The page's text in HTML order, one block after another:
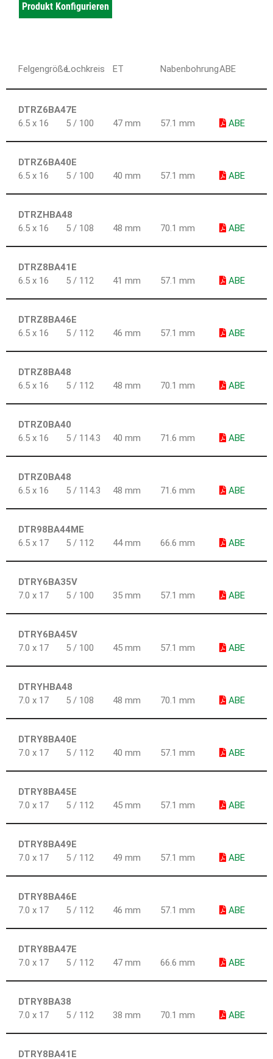
Produkt Konfigurieren
FelgengrößeLochkreis ET NabenbohrungABE
DTRZ6BA47E
6.5 x 16
5 / 100 47 mm 57.1 mm ABE
DTRZ6BA40E
6.5 x 16
5 / 100 40 mm 57.1 mm ABE
DTRZHBA48
6.5 x 16
5 / 108 48 mm 70.1 mm ABE
DTRZ8BA41E
6.5 x 16
5 / 112 41 mm 57.1 mm ABE
DTRZ8BA46E
6.5 x 16
5 / 112 46 mm 57.1 mm ABE
DTRZ8BA48
6.5 x 16
5 / 112 48 mm 70.1 mm ABE
DTRZ0BA40
6.5 x 16
5 / 114.3 40 mm 71.6 mm ABE
DTRZ0BA48
6.5 x 16
5 / 114.3 48 mm 71.6 mm ABE
DTR98BA44ME
6.5 x 17
5 / 112 44 mm 66.6 mm ABE
DTRY6BA35V
7.0 x 17
5 / 100 35 mm 57.1 mm ABE
DTRY6BA45V
7.0 x 17
5 / 100 45 mm 57.1 mm ABE
DTRYHBA48
7.0 x 17
5 / 108 48 mm 70.1 mm ABE
DTRY8BA40E
7.0 x 17
5 / 112 40 mm 57.1 mm ABE
DTRY8BA45E
7.0 x 17
5 / 112 45 mm 57.1 mm ABE
DTRY8BA49E
7.0 x 17
5 / 112 49 mm 57.1 mm ABE
DTRY8BA46E
7.0 x 17
5 / 112 46 mm 57.1 mm ABE
DTRY8BA47E
7.0 x 17
5 / 112 47 mm 66.6 mm ABE
DTRY8BA38
7.0 x 17
5 / 112 38 mm 70.1 mm ABE
DTRY8BA41E